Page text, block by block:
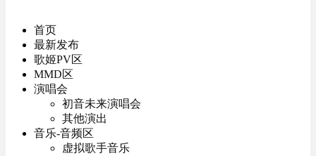
首页
最新发布
歌姬PV区
MMD区
演唱会
初音未来演唱会
其他演出
音乐-音频区
虚拟歌手音乐